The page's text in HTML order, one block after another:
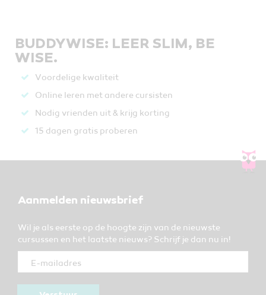
BUDDYWISE: LEER SLIM, BE
WISE.
Voordelige kwaliteit
Online leren met andere cursisten
Nodig vrienden uit & krijg korting
15 dagen gratis proberen
Aanmelden nieuwsbrief
Wil je als eerste op de hoogte zijn van de nieuwste
cursussen en het laatste nieuws? Schrijf je dan nu in!